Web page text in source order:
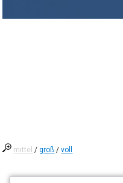
mittel /groß /voll